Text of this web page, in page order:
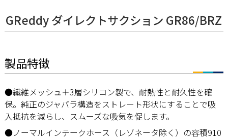
GReddy ダイレクトサクション GR86/BRZ
製品特徴
●繊維メッシュ＋3層シリコン製で、耐熱性と耐久性を確
保。純正のジャバラ構造をストレート形状にすることで吸
入抵抗を減らし、スムーズな吸気を促します。
●ノーマルインテークホース（レゾネータ除く）の容積910